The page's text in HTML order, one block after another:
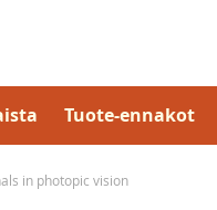
Tuote-ennakot
in photopic vision